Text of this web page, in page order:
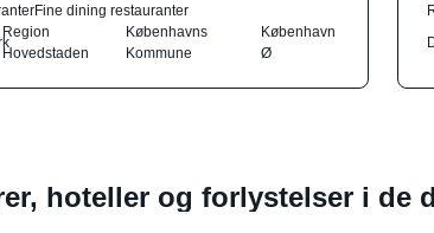
Fine dining restauranter
Region
Hovedstaden
Københavns
Kommune
København
Ø
hoteller og forlystelser i de